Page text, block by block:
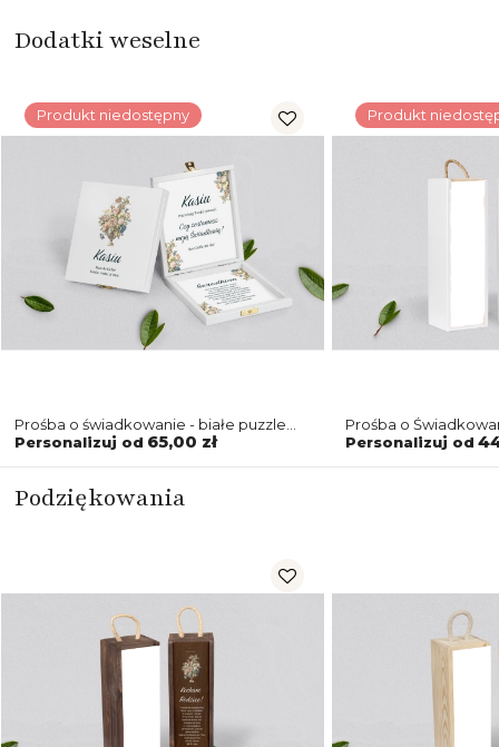
Dodatki weselne
Produkt niedostępny
Prośba o świadkowanie - białe puzzle
Rustic Summer Motyw 1
Personalizuj od 65,00 zł
Produkt
Prośba o
biała Rustic Summer
Personalizuj od
Podziękowania